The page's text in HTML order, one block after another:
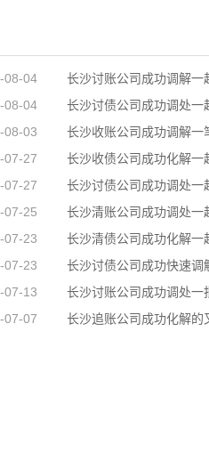
08-04
08-04
08-03
07-27
07-27
07-25
07-23
07-23
07-13
07-07